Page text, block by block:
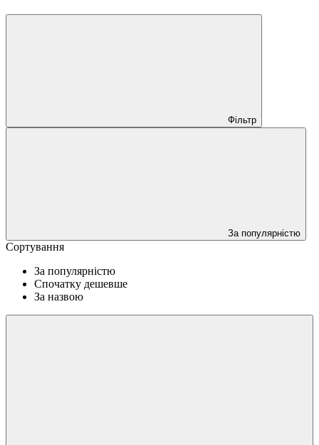
Фільтр
За популярністю
Сортування
За популярністю
Спочатку дешевше
За назвою